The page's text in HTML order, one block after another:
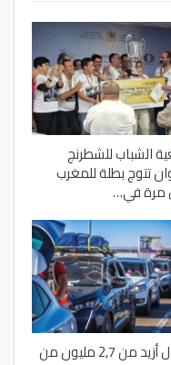
الشباب للشطرنج
تتوج بطلة للمغرب
مرة في…
دخول أزيد من 2,7 مليون من